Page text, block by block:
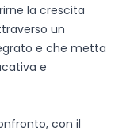
la crescita
un
e che metta
e
con il